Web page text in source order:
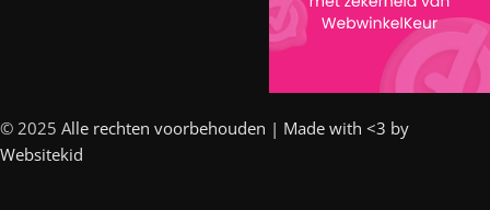
© 2025 Alle rechten voorbehouden | Made with <3 by
Websitekid